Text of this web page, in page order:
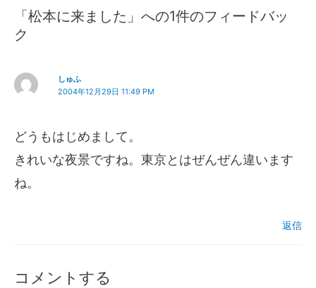
「松本に来ました」への1件のフィードバッ
ク
しゅふ
2004年12月29日 11:49 PM
どうもはじめまして。
きれいな夜景ですね。東京とはぜんぜん違います
ね。
返信
コメントする